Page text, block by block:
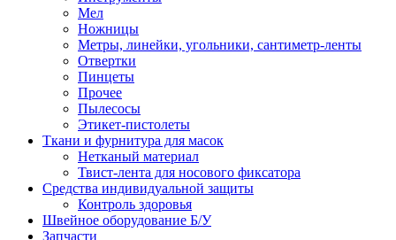
Мел
Ножницы
Метры, линейки, угольники, сантиметр-ленты
Отвертки
Пинцеты
Прочее
Пылесосы
Этикет-пистолеты
Ткани и фурнитура для масок
Нетканый материал
Твист-лента для носового фиксатора
Средства индивидуальной защиты
Контроль здоровья
Швейное оборудование Б/У
Запчасти